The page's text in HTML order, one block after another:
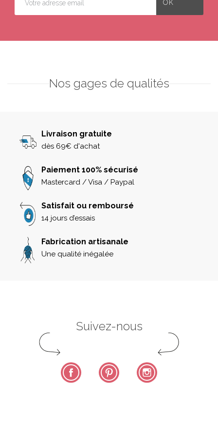
Nos gages de qualités
Livraison gratuite
dès 69€ d'achat
Paiement 100% sécurisé
Mastercard / Visa / Paypal
Satisfait ou remboursé
14 jours d’essais
Fabrication artisanale
Une qualité inégalée
Suivez-nous
Facebook Pinterest